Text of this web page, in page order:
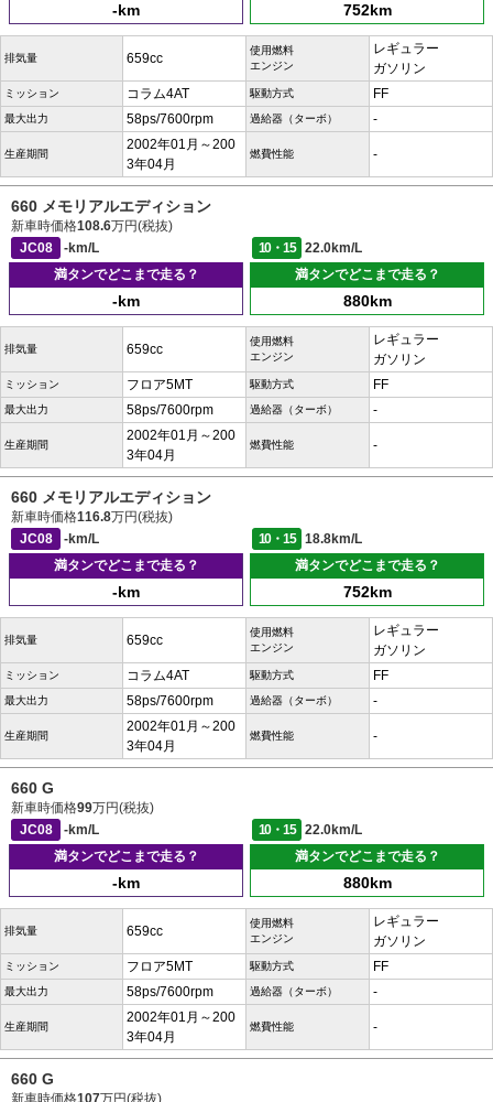
-km 752km
排気量 659cc
使用燃料
エンジン
レギュラー
ガソリン
ミッション コラム4AT 駆動方式 FF
最大出力 58ps/7600rpm 過給器（ターボ） -
生産期間
2002年01月～200
3年04月
燃費性能 -
660 メモリアルエディション
新車時価格108.6万円(税抜)
JC08
-km/L 10・15
22.0km/L
満タンでどこまで走る？
-km
満タンでどこまで走る？
880km
排気量 659cc
使用燃料
エンジン
レギュラー
ガソリン
ミッション フロア5MT 駆動方式 FF
最大出力 58ps/7600rpm 過給器（ターボ） -
生産期間
2002年01月～200
3年04月
燃費性能 -
660 メモリアルエディション
新車時価格116.8万円(税抜)
JC08
-km/L 10・15
18.8km/L
満タンでどこまで走る？
-km
満タンでどこまで走る？
752km
排気量 659cc
使用燃料
エンジン
レギュラー
ガソリン
ミッション コラム4AT 駆動方式 FF
最大出力 58ps/7600rpm 過給器（ターボ） -
生産期間
2002年01月～200
3年04月
燃費性能 -
660 G
新車時価格99万円(税抜)
JC08
-km/L 10・15
22.0km/L
満タンでどこまで走る？
-km
満タンでどこまで走る？
880km
排気量 659cc
使用燃料
エンジン
レギュラー
ガソリン
ミッション フロア5MT 駆動方式 FF
最大出力 58ps/7600rpm 過給器（ターボ） -
生産期間
2002年01月～200
3年04月
燃費性能 -
660 G